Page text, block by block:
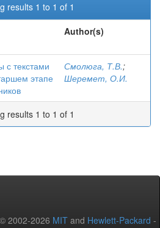
results 1 to 1 of 1
Author(s)
с текстами
этапе
Смолюга, Т.В.;
Шеремет, О.И.
results 1 to 1 of 1
2002-2026 MIT and Hewlett-Packard -